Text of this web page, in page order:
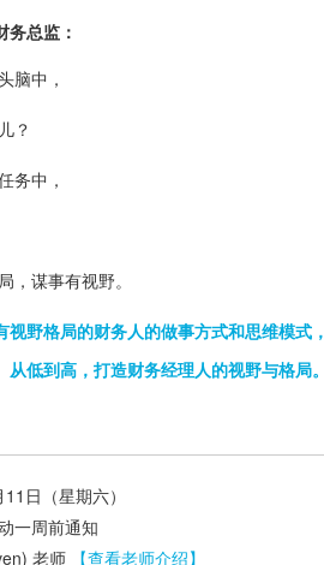
总监：
脑中，
？
务中，
，谋事有视野。
野格局的财务人的做事方式和思维模式，
低到高，打造财务经理人的视野与格局。
日（星期六）
一周前通知
老师
【查看老师介绍】